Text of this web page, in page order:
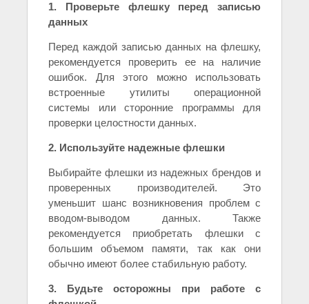
1. Проверьте флешку перед записью
данных
Перед каждой записью данных на флешку,
рекомендуется проверить ее на наличие
ошибок. Для этого можно использовать
встроенные утилиты операционной
системы или сторонние программы для
проверки целостности данных.
2. Используйте надежные флешки
Выбирайте флешки из надежных брендов и
проверенных производителей. Это
уменьшит шанс возникновения проблем с
вводом-выводом данных. Также
рекомендуется приобретать флешки с
большим объемом памяти, так как они
обычно имеют более стабильную работу.
3. Будьте осторожны при работе с